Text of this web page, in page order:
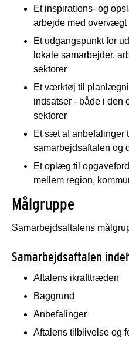
Et inspirations- og
arbejde med overvægt
Et udgangspunkt for
lokale samarbejder,
sektorer
Et værktøj til
indsatser - både i den
sektorer
Et sæt af anbefalinger
samarbejdsaftalen og
Et oplæg til
mellem region,
Målgruppe
Samarbejdsaftalens
Samarbejdsaftalen
Aftalens ikrafttræden
Baggrund
Anbefalinger
Aftalens tilblivelse og